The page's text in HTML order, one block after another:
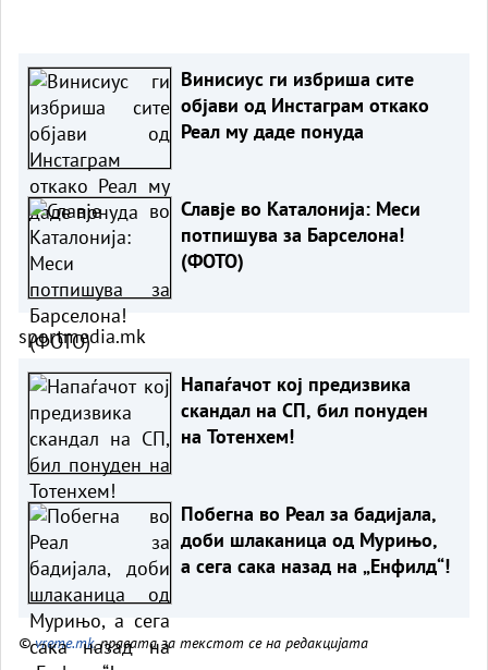
Винисиус ги избриша сите
објави од Инстаграм откако
Реал му даде понуда
Славје во Каталонија: Меси
потпишува за Барселона!
(ФОТО)
sportmedia.mk
Напаѓачот кој предизвика
скандал на СП, бил понуден
на Тотенхем!
Побегна во Реал за бадијала,
доби шлаканица од Мурињо,
а сега сака назад на „Енфилд“!
©vreme.mk, правата за текстот се на редакцијата